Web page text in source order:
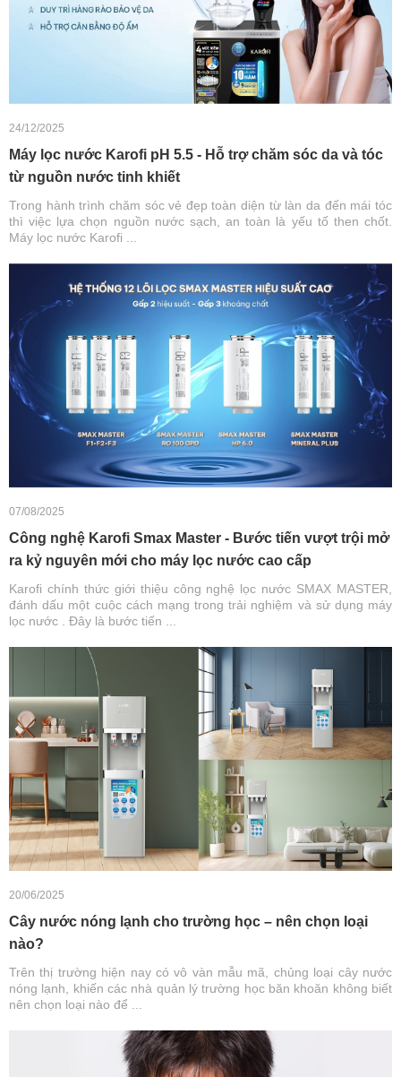
24/12/2025
Máy lọc nước Karofi pH 5.5 - Hỗ trợ chăm sóc da và tóc
từ nguồn nước tinh khiết
Trong hành trình chăm sóc vẻ đẹp toàn diện từ làn da đến mái tóc
thì việc lựa chọn nguồn nước sạch, an toàn là yếu tố then chốt.
Máy lọc nước Karofi ...
07/08/2025
Công nghệ Karofi Smax Master - Bước tiến vượt trội mở
ra kỷ nguyên mới cho máy lọc nước cao cấp
Karofi chính thức giới thiệu công nghệ lọc nước SMAX MASTER,
đánh dấu một cuộc cách mạng trong trải nghiệm và sử dụng máy
lọc nước . Đây là bước tiến ...
20/06/2025
Cây nước nóng lạnh cho trường học – nên chọn loại
nào?
Trên thị trường hiện nay có vô vàn mẫu mã, chủng loại cây nước
nóng lạnh, khiến các nhà quản lý trường học băn khoăn không biết
nên chọn loại nào để ...